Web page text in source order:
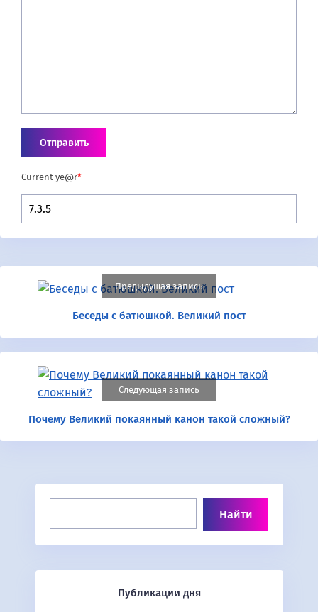
Current ye@r*
Предыдущая запись
Беседы с батюшкой. Великий пост
Следующая запись
Почему Великий покаянный канон такой сложный?
Публикации дня